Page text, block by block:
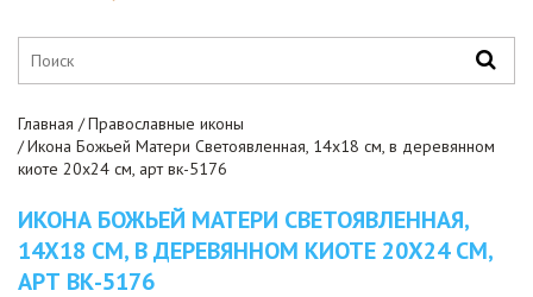
Главная
Православные иконы
Икона Божьей Матери Светоявленная, 14x18 см, в деревянном
киоте 20х24 см, арт вк-5176
ИКОНА БОЖЬЕЙ МАТЕРИ СВЕТОЯВЛЕННАЯ,
14X18 СМ, В ДЕРЕВЯННОМ КИОТЕ 20Х24 СМ,
АРТ ВК-5176